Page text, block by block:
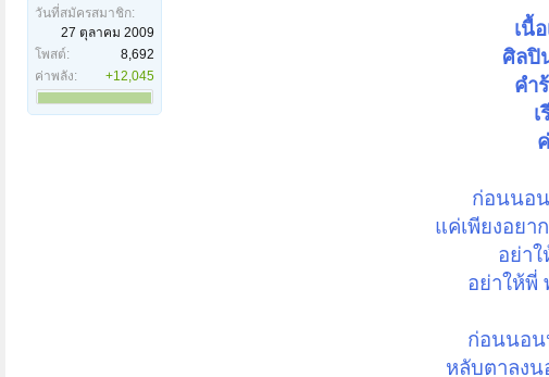
วันที่สมัครสมาชิก:
27 ตุลาคม 2009
โพสต์:
8,692
ค่าพลัง:
+12,045
เนื้
ศิลปิ
คำ
ก่อนนอ
แค่เพียงอยา
อย่า
อย่าให้พี่
ก่อนนอน
หลับตาลง